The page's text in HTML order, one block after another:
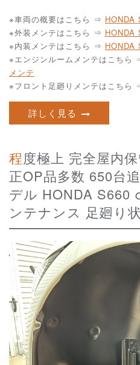
※車両の概要はこちら ⇒ HONDA
※外装メンテはこちら ⇒ HONDA
※内装メンテはこちら ⇒ HONDA
※エンジンルームメンテはこちら
メンテ
※フロント足廻りメンテはこちら
詳しく見る
程度極上 完全屋内保管ワンオーナー 純
正OP品多数 650台
デル HONDA S660
ンテナンス 足廻り